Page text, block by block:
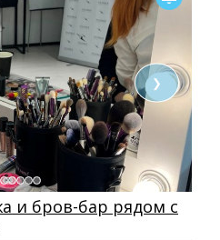
❯
и бров-бар рядом с